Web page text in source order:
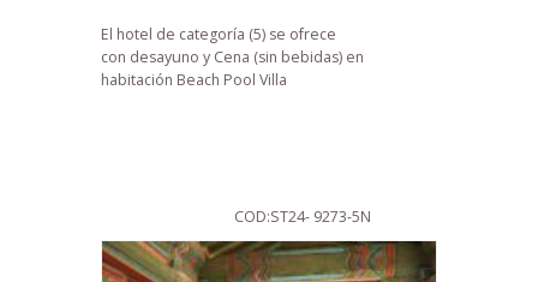
El hotel de categoría (5) se ofrece
con desayuno y Cena (sin bebidas) en
habitación Beach Pool Villa
COD:ST24- 9273-5N